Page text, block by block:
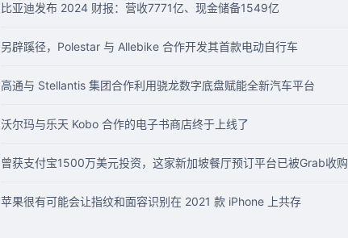
比亚迪发布 2024 财报：营收7771亿、现金储备1549亿
另辟蹊径，Polestar 与 Allebike 合作开发其首款电动自行车
高通与 Stellantis 集团合作利用骁龙数字底盘赋能全新汽车平台
沃尔玛与乐天 Kobo 合作的电子书商店终于上线了
曾获支付宝1500万美元投资，这家新加坡餐厅预订平台已被Grab收购
苹果很有可能会让指纹和面容识别在 2021 款 iPhone 上共存